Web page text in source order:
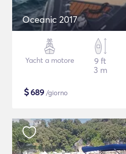
Oceanic 2017
Yacht a motore
9 ft
3 m
$689 /giorno